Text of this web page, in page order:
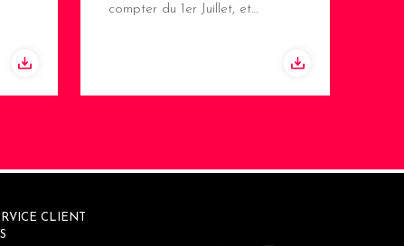
compter du 1er Juillet, et…
CLIENT